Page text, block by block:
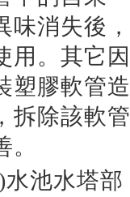
味消失後，
用。其它因
塑膠軟管造
拆除該軟管
池水塔部